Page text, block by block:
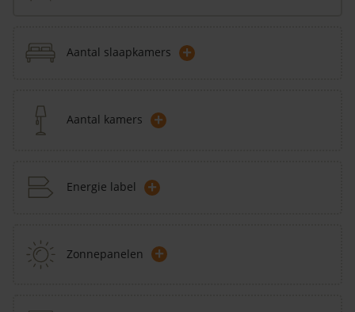
Aantal slaapkamers +
Aantal kamers +
Energie label +
Zonnepanelen +